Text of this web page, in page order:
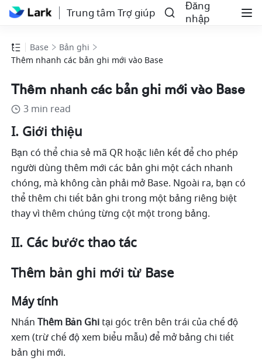
Trung tâm Trợ giúp
Đăng
nhập
Base
Bản ghi
Thêm nhanh các bản ghi mới vào Base
Thêm nhanh các bản ghi mới vào Base
3 min read
I. Giới thiệu
Bạn có thể chia sẻ mã QR hoặc liên kết để cho phép
người dùng thêm mới các bản ghi một cách nhanh
chóng, mà không cần phải mở Base. Ngoài ra, bạn có
thể thêm chi tiết bản ghi trong một bảng riêng biệt
thay vì thêm chúng từng cột một trong bảng.
II. Các bước thao tác
Thêm bản ghi mới từ Base
Máy tính
Nhấn Thêm Bản Ghi tại góc trên bên trái của chế độ
xem (trừ chế độ xem biểu mẫu) để mở bảng chi tiết
bản ghi mới.